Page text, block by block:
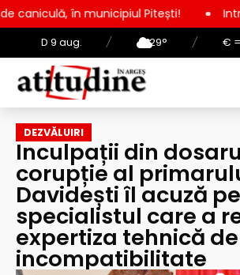
D 9 aug. / 29° / €
Pitești! Intrare GRATUITĂ
DEZVĂLUIRI
Inculpații din
corupție al
Davidești îl acuză pe
specialistul care a
expertiza tehnică de
incompatibilitate